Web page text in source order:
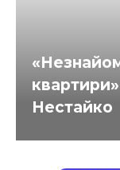
Нестайко